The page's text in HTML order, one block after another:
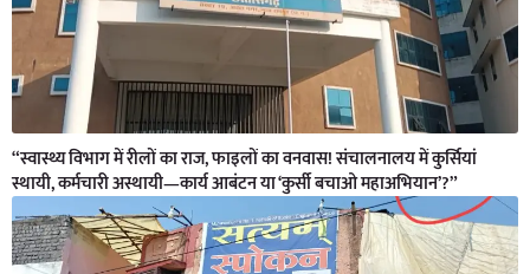
“स्वास्थ्य विभाग में रीलों का राज, फाइलों का वनवास! संचालनालय में कुर्सियां
स्थायी, कर्मचारी अस्थायी—कार्य आबंटन या ‘कुर्सी बचाओ महाअभियान’?”